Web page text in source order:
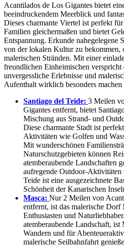
Acantilados de Los Gigantes bietet
beeindruckendem Meerblick und
Dieses charmante Viertel ist perfekt
Familien gleichermaßen und bietet
Entspannung. Erkunde nahegelegene
von der lokalen Kultur zu bekommen,
malerischen Stränden. Mit einer
freundlichen Einheimischen
unvergessliche Erlebnisse und
Aufenthalt wirklich besonders machen
Santiago del Teide: 3 Meilen
Gigantes entfernt, bietet
Mischung aus Strand- und
Diese charmante Stadt ist
Aktivitäten wie Golfen und
Mit wunderschönen
Naturschutzgebieten können
atemberaubende Landschaften
aufregende Outdoor-Aktivitäten
Teide ist eine ausgezeichnete
Schönheit der Kanarischen
Masca: Nur 2 Meilen von
entfernt, ist das malerische
Enthusiasten und
atemberaubende Landschaft,
Wandern und für
malerische Seilbahnfahrt